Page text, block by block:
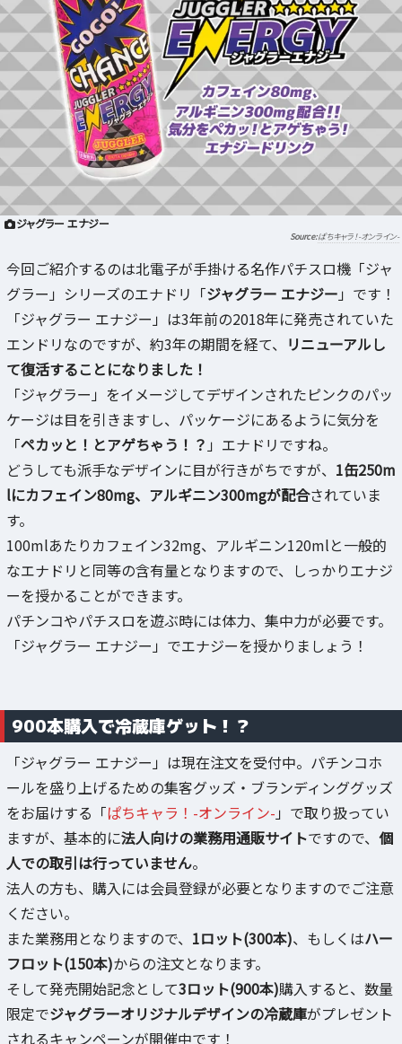
ジャグラー エナジー
ぱちキャラ！-オンライン-
今回ご紹介するのは北電子が手掛ける名作パチスロ機「ジャ
グラー」シリーズのエナドリ「ジャグラー エナジー 」です！
「ジャグラー エナジー」は3年前の2018年に発売されていた
エンドリなのですが、約3年の期間を経て、 リニューアルし
て復活することになりました！
「ジャグラー」をイメージしてデザインされたピンクのパッ
ケージは目を引きますし、パッケージにあるように気分を
「ペカッと！とアゲちゃう！？ 」エナドリですね。
どうしても派手なデザインに目が行きがちですが、 1缶250m
lにカフェイン80mg、アルギニン300mgが配合されていま
す。
100mlあたりカフェイン32mg、アルギニン120mlと一般的
なエナドリと同等の含有量となりますので、しっかりエナジ
ーを授かることができます。
パチンコやパチスロを遊ぶ時には体力、集中力が必要です。
「ジャグラー エナジー」でエナジーを授かりましょう！
900本購入で冷蔵庫ゲット！？
「ジャグラー エナジー」は現在注文を受付中。パチンコホ
ールを盛り上げるための集客グッズ・ブランディンググッズ
をお届けする「ぱちキャラ！-オンライン- 」で取り扱ってい
ますが、基本的に法人向けの業務用通販サイトですので、 個
人での取引は行っていません。
法人の方も、購入には会員登録が必要となりますのでご注意
ください。
また業務用となりますので、 1ロット(300本)、もしくはハー
フロット(150本)からの注文となります。
そして発売開始記念として3ロット(900本)購入すると、数量
限定でジャグラーオリジナルデザインの冷蔵庫がプレゼント
されるキャンペーンが開催中です！